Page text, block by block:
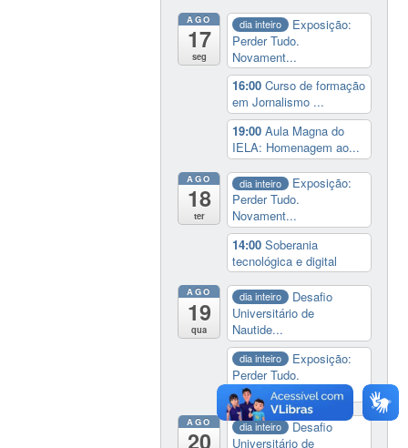
AGO
17
seg
dia inteiro
Exposição:
Perder Tudo.
Novament...
16:00Curso de formação
em Jornalismo ...
19:00Aula Magna do
IELA: Homenagem ao...
AGO
18
ter
dia inteiro
Exposição:
Perder Tudo.
Novament...
14:00Soberania
tecnológica e digital
AGO
19
qua
dia inteiro
Desafio
Universitário de
Nautide...
dia inteiro
Exposição:
Perder Tudo.
Novament...
AGO
20
dia inteiro
Desafio
Universitário de